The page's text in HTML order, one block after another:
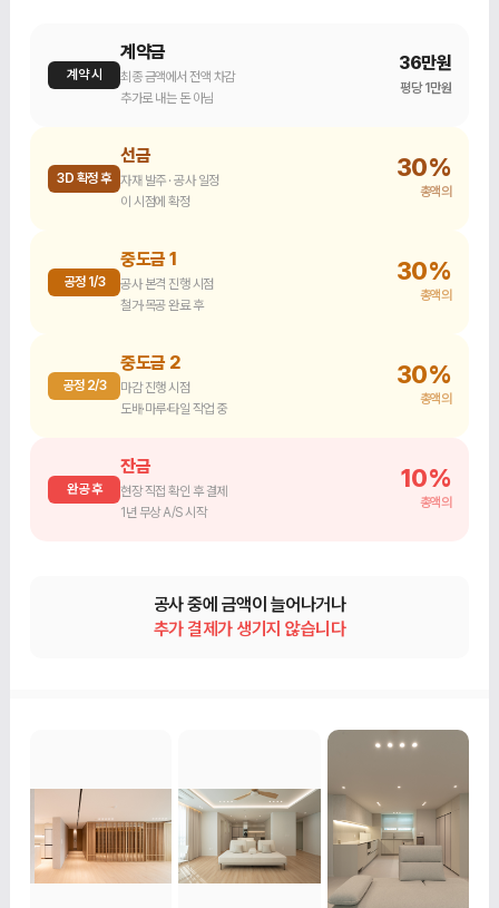
계약 시
계약금
최종 금액에서 전액 차감
추가로 내는 돈 아님
36만원
평당 1만원
3D 확정 후
선금
자재 발주 · 공사 일정
이 시점에 확정
30%
총액의
공정 1/3
중도금 1
공사 본격 진행 시점
철거·목공 완료 후
30%
총액의
공정 2/3
중도금 2
마감 진행 시점
도배·마루·타일 작업 중
30%
총액의
완공 후
잔금
현장 직접 확인 후 결제
1년 무상 A/S 시작
10%
총액의
공사 중에 금액이 늘어나거나
추가 결제가 생기지 않습니다